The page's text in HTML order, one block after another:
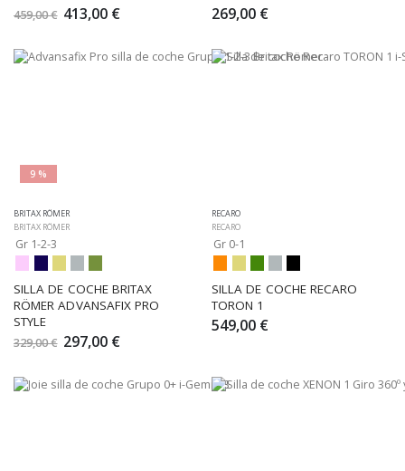
459,00 € 413,00 € 269,00 €
9 %
BRITAX RÖMER
BRITAX RÖMER
Gr 1-2-3
SILLA DE COCHE BRITAX
RÖMER ADVANSAFIX PRO
STYLE
329,00 € 297,00 €
RECARO
RECARO
Gr 0-1
SILLA DE COCHE RECARO
TORON 1
549,00 €